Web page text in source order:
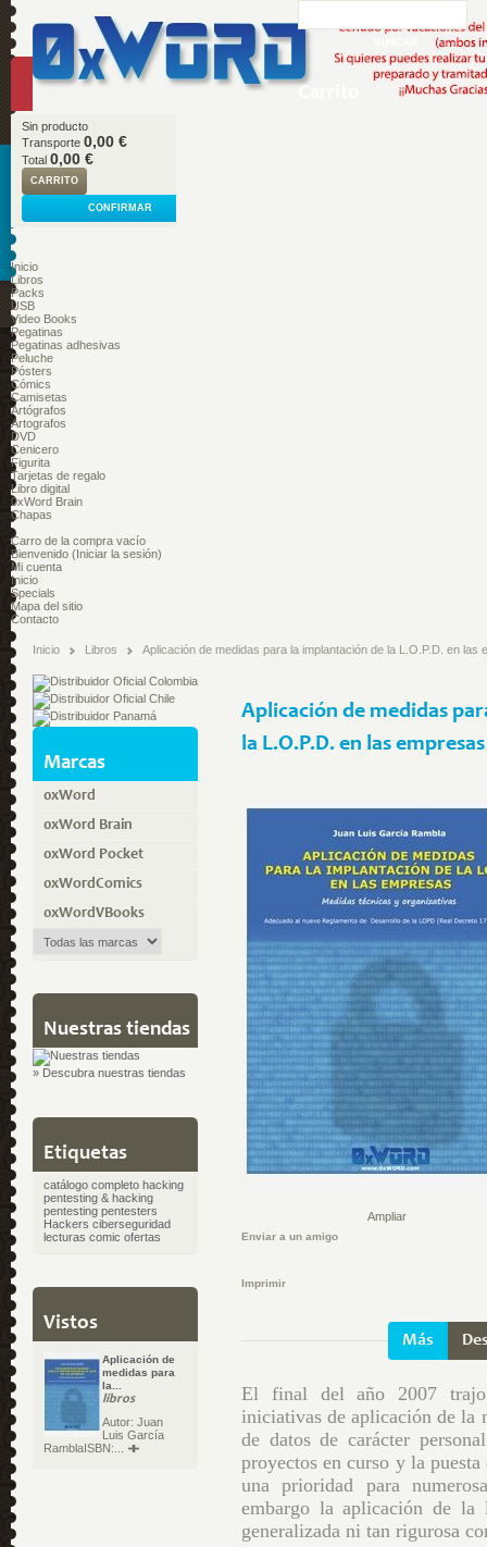
Carrito
Sin producto
Transporte 0,00 €
Total 0,00 €
CARRITO
CONFIRMAR
Inicio
Libros
Packs
USB
Video Books
Pegatinas
Pegatinas adhesivas
Peluche
Pósters
Cómics
Camisetas
Artógrafos
Artografos
DVD
Cenicero
Figurita
Tarjetas de regalo
Libro digital
0xWord Brain
Chapas
Carro de la compra vacío
Bienvenido (Iniciar la sesión)
Mi cuenta
Inicio
Specials
Mapa del sitio
Contacto
Inicio Libros Aplicación de medidas para la implantación de la L.O.P.D. en las
Marcas
0xWord
0xWord Brain
0xWord Pocket
0xWordComics
0xWordVBooks
Nuestras tiendas
» Descubra nuestras tiendas
Etiquetas
catálogo completo hacking
pentesting & hacking
pentesting pentesters
Hackers ciberseguridad
lecturas comic ofertas
Vistos
Aplicación de
medidas para
la...
libros
Autor: Juan
Luis García
RamblaISBN:...
Aplicación de medidas
la L.O.P.D. en las empresas
Ampliar
Enviar a un amigo
Imprimir
Más
El final del año 2007 trajo
iniciativas de aplicación de la
de datos de carácter
proyectos en curso y la
una prioridad para
embargo la aplicación de la
generalizada ni tan rigurosa